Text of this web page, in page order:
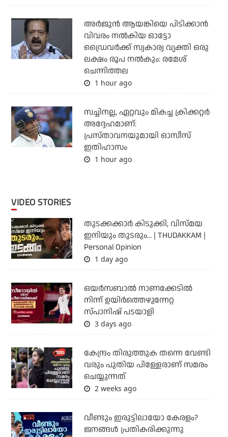
അര്‍ജുന്‍ ആയങ്കിയെ പിടിക്കാന്‍
വിവരം നല്‍കിയ ഓട്ടോ
ഡ്രൈവര്‍ക്ക് സ്വകാര്വ വ്യക്തി ഒരു
ലക്ഷം രൂപ നല്‍കും: രമേശ്
ചെന്നിത്തല
1 hour ago
സച്ചിനല്ല, ഏറ്റവും മികച്ച ക്രിക്കറ്റര്‍
അദ്ദേഹമാണ്:
പ്രസ്താവനയുമായി ഓസീസ്
ഇതിഹാസം
1 hour ago
VIDEO STORIES
തുടക്കക്കാര്‍ കിടുക്കി, വിസ്മയ
ഇനിയും തുടരും... | THUDAKKAM |
Personal Opinion
1 day ago
ഒയര്‍സബാൽ നാണക്കേടിൽ
നിന്ന് ഉയിർത്തെഴുന്നേറ്റ
സ്പാനിഷ് പടയാളി
3 days ago
കേന്ദ്രം തിരുത്തുക തന്നെ വേണ്ടി
വരും പുതിയ പിള്ളേരാണ് സമരം
ചെയ്യുന്നത്
2 weeks ago
വീണ്ടും ഇരുട്ടിലായോ കേരളം?
ജനങ്ങൾ പ്രതികരിക്കുന്നു